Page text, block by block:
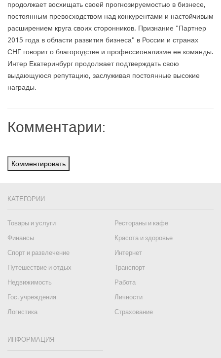
продолжает восхищать своей прогнозируемостью в бизнесе,
постоянным превосходством над конкурентами и настойчивым
расширением круга своих сторонников. Признание "Партнер
2015 года в области развития бизнеса" в России и странах
СНГ говорит о благородстве и профессионализме ее команды.
Интер Екатеринбург продолжает подтверждать свою
выдающуюся репутацию, заслуживая постоянные высокие
награды.
Комментарии:
Комментировать
КАТЕГОРИИ
Товары и услуги
Рестораны и кафе
Финансы
Красота и здоровье
Спорт и развлечение
Интернет
Путешествие и отдых
Транспорт
Недвижимость
Работа
Гос. учреждения
Личности
Логистика
Страхование
ИНФОРМАЦИЯ